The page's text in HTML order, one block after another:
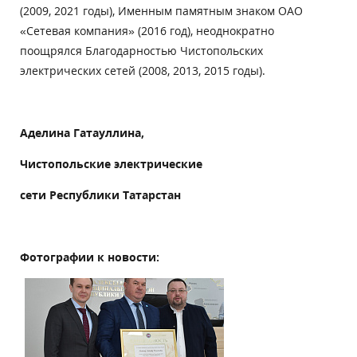
(2009, 2021 годы), Именным памятным знаком ОАО
«Сетевая компания» (2016 год), неоднократно
поощрялся Благодарностью Чистопольских
электрических сетей (2008, 2013, 2015 годы).
Аделина Гатауллина,
Чистопольские электрические
сети Республики Татарстан
Фотографии к новости: